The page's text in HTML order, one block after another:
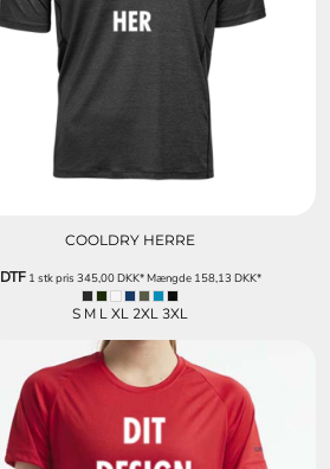
COOLDRY HERRE
DTF1 stk pris 345,00DKK*Mængde 158,13 DKK*
S M L XL 2XL 3XL